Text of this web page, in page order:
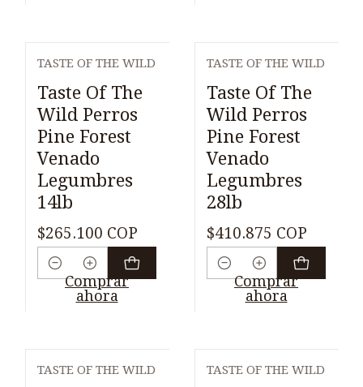
TASTE OF THE WILD
Taste Of The
Wild Perros
Pine Forest
Venado
Legumbres
14lb
$265.100 COP
Cantidad
Comprar
ahora
TASTE OF THE WILD
Taste Of The
Wild Perros
Pine Forest
Venado
Legumbres
28lb
$410.875 COP
Cantidad
Comprar
ahora
TASTE OF THE WILD TASTE OF THE WILD